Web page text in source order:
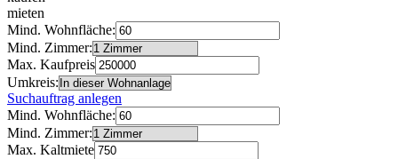
mieten
Mind. Wohnfläche:
Mind. Zimmer:
Max. Kaufpreis
Umkreis:
Suchauftrag anlegen
Mind. Wohnfläche:
Mind. Zimmer:
Max. Kaltmiete